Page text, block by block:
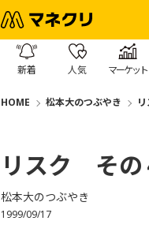
新着 人気 マーケット
HOME 松本大のつぶやき
リスク その
松本大のつぶやき
1999/09/17